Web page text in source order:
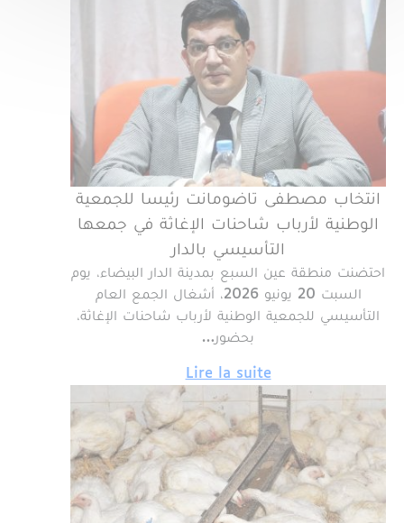
انتخاب مصطفى تاضومانت رئيسا للجمعية
الوطنية لأرباب شاحنات الإغاثة في جمعها
التأسيسي بالدار
احتضنت منطقة عين السبع بمدينة الدار البيضاء، يوم
السبت 20 يونيو 2026، أشغال الجمع العام
التأسيسي للجمعية الوطنية لأرباب شاحنات الإغاثة،
بحضور…
Lire la suite